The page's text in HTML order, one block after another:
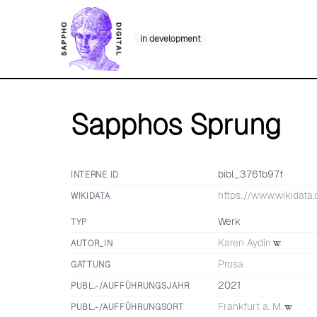
in development
Sapphos Sprung
INTERNE ID bibl_3761b97f
WIKIDATA https://
TYP Werk
AUTOR_IN Karen Aydin
GATTUNG Prosa
PUBL.-/AUFFÜHRUNGSJAHR 2021
PUBL.-/AUFFÜHRUNGSORT Frankfurt a. M.